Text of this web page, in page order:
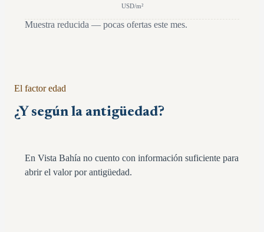
USD/m²
Muestra reducida — pocas ofertas este mes.
El factor edad
¿Y según la antigüedad?
En Vista Bahía no cuento con información suficiente para
abrir el valor por antigüedad.